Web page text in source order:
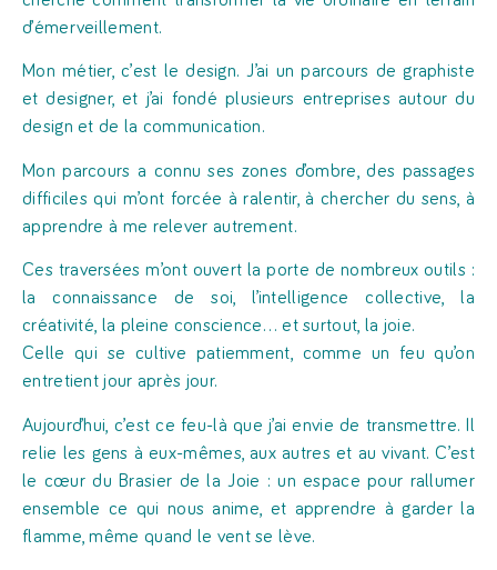
d’émerveillement.
Mon métier, c’est le design. J’ai un parcours de graphiste
et designer, et j’ai fondé plusieurs entreprises autour du
design et de la communication.
Mon parcours a connu ses zones d’ombre, des passages
difficiles qui m’ont forcée à ralentir, à chercher du sens, à
apprendre à me relever autrement.
Ces traversées m’ont ouvert la porte de nombreux outils :
la connaissance de soi, l’intelligence collective, la
créativité, la pleine conscience… et surtout, la joie.
Celle qui se cultive patiemment, comme un feu qu’on
entretient jour après jour.
Aujourd’hui, c’est ce feu-là que j’ai envie de transmettre. Il
relie les gens à eux-mêmes, aux autres et au vivant. C’est
le cœur du Brasier de la Joie : un espace pour rallumer
ensemble ce qui nous anime, et apprendre à garder la
flamme, même quand le vent se lève.